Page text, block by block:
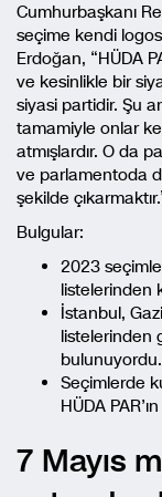
Cumhurbaşkanı
seçime kendi
Erdoğan, “HÜDA
ve kesinlikle bir
siyasi partidir. Şu
tamamiyle onlar
atmışlardır. O da
ve parlamentoda
şekilde
Bulgular:
2023
listelerinden
İstanbul,
listelerinden
bulunuyordu.
Seçimlerde
HÜDA
7 Mayıs